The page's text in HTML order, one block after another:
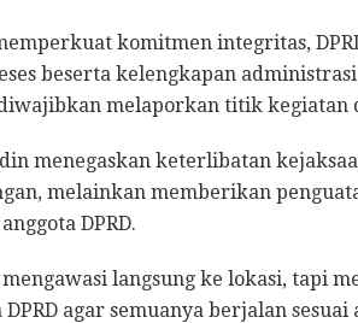
komitmen integritas,
beserta kelengkapan
melaporkan titik kegiatan
menegaskan keterlibatan
melainkan memberikan
DPRD.
mengawasi langsung ke lokasi, tapi
DPRD agar semuanya berjalan